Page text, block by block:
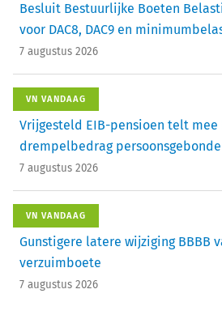
Besluit Bestuurlijke Boeten
voor DAC8, DAC9 en
7 augustus 2026
VN VANDAAG
Vrijgesteld EIB-pensioen telt
drempelbedrag
7 augustus 2026
VN VANDAAG
Gunstigere latere wijziging BBBB
verzuimboete
7 augustus 2026